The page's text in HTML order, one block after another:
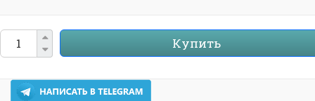
Купить